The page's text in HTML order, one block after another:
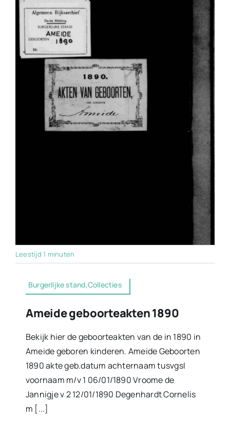
Leestijd 1 minuten
Burgerlijke stand,Collecties
Ameide geboorteakten 1890
Bekijk hier de geboorteakten van de in 1890 in
Ameide geboren kinderen. Ameide Geboorten
1890 akte geb.datum achternaam tusvgsl
voornaam m/v 1 06/01/1890 Vroome de
Jannigje v 2 12/01/1890 Degenhardt Cornelis
m [...]